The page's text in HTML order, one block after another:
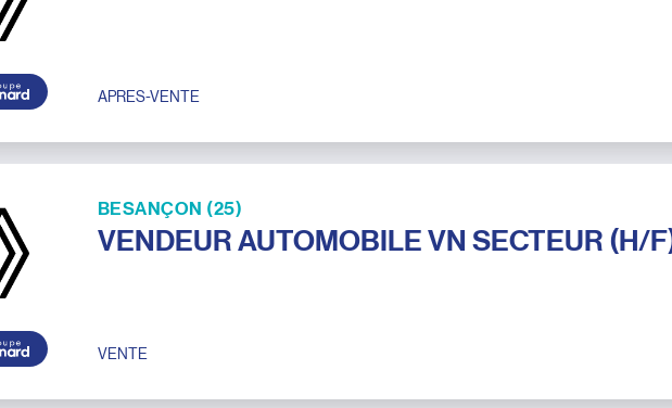
APRES-VENTE
BESANÇON (25)
VENDEUR AUTOMOBILE VN SECTEUR (H/
VENTE